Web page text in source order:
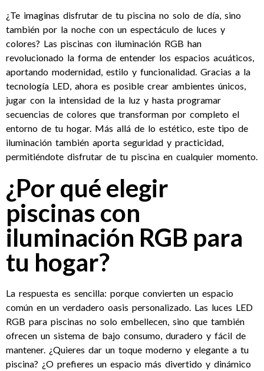
¿Te imaginas disfrutar de tu piscina no solo de día, sino
también por la noche con un espectáculo de luces y
colores? Las piscinas con iluminación RGB han
revolucionado la forma de entender los espacios acuáticos,
aportando modernidad, estilo y funcionalidad. Gracias a la
tecnología LED, ahora es posible crear ambientes únicos,
jugar con la intensidad de la luz y hasta programar
secuencias de colores que transforman por completo el
entorno de tu hogar. Más allá de lo estético, este tipo de
iluminación también aporta seguridad y practicidad,
permitiéndote disfrutar de tu piscina en cualquier momento.
¿Por qué elegir
piscinas con
iluminación RGB para
tu hogar?
La respuesta es sencilla: porque convierten un espacio
común en un verdadero oasis personalizado. Las luces LED
RGB para piscinas no solo embellecen, sino que también
ofrecen un sistema de bajo consumo, duradero y fácil de
mantener. ¿Quieres dar un toque moderno y elegante a tu
piscina? ¿O prefieres un espacio más divertido y dinámico